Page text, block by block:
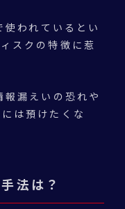
われているとい
スクの特徴に惹
漏えいの恐れや
は預けたくな
法は？